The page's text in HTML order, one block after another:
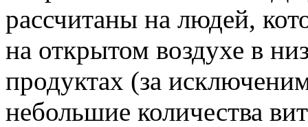
рассчитаны на людей,
на открытом воздухе в
продуктах (за
небольшие количества